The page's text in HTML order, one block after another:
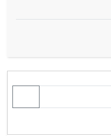
متغیر و پارامتر متغیر)
معمول برای طراحی یک
است ولی ممکن است
در این مقاله کارایی
غیرنرمال از رهیافت
شبیه سازی با استفاده از نرم افزار matlab بررسی می شود و
متغیر بهتر از سایر